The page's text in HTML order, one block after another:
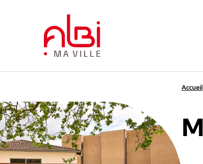
Contenu
Accueil